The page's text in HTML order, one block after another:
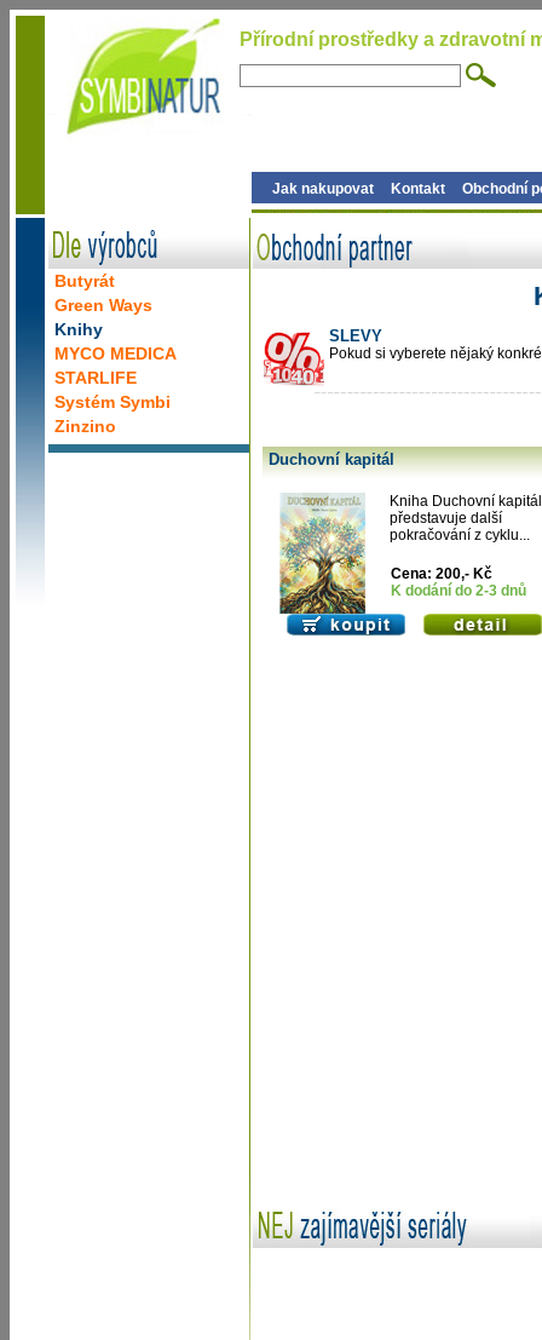
Přírodní prostředky a zdravotní
Jak nakupovat Kontakt Obchodní
SLEVY
Pokud si vyberete nějaký
Duchovní kapitál
Kniha Duchovní kapitál
představuje další
pokračování z cyklu...
Cena: 200,- Kč
K dodání do 2-3 dnů
Butyrát
Green Ways
Knihy
MYCO MEDICA
STARLIFE
Systém Symbi
Zinzino